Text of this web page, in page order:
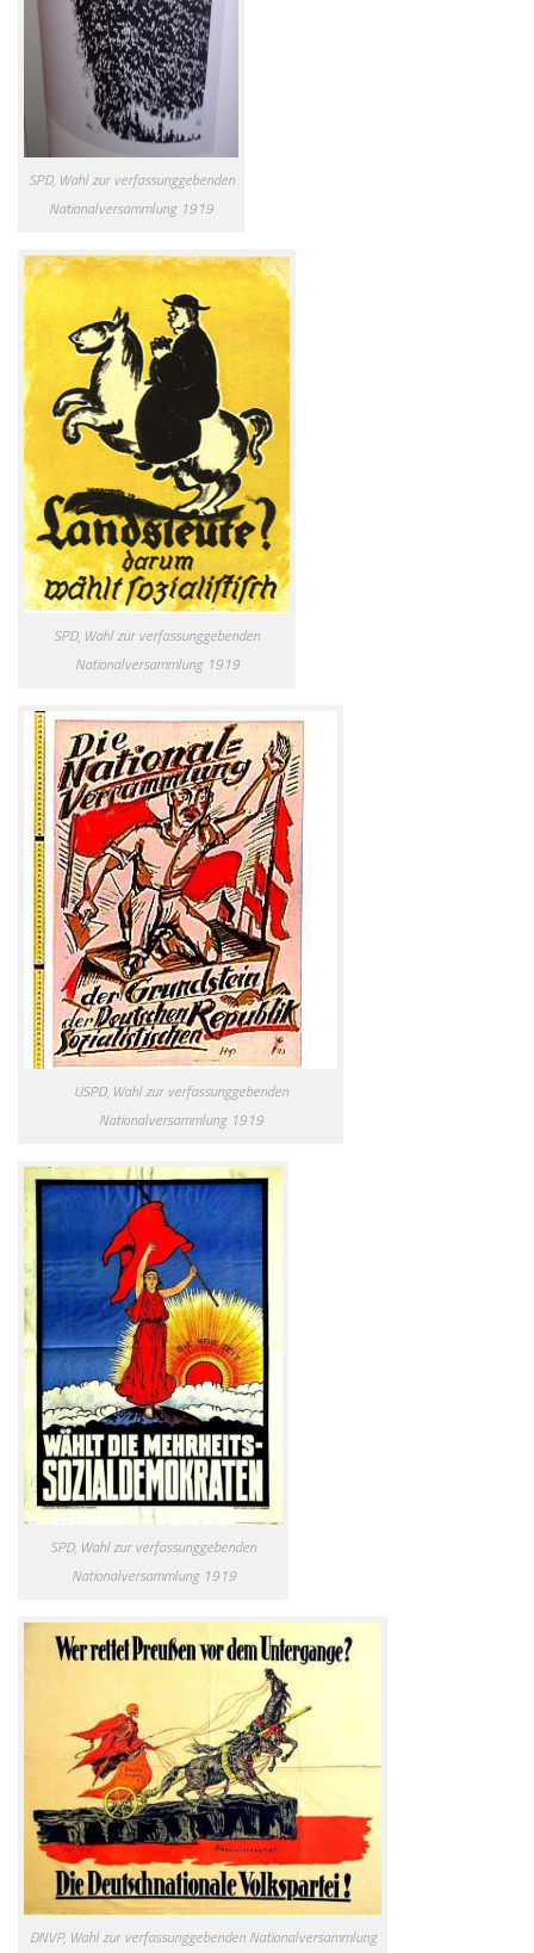
SPD, Wahl zur verfassunggebenden
Nationalversammlung 1919
SPD, Wahl zur verfassunggebenden
Nationalversammlung 1919
USPD, Wahl zur verfassunggebenden
Nationalversammlung 1919
SPD, Wahl zur verfassunggebenden
Nationalversammlung 1919
DNVP, Wahl zur verfassunggebenden Nationalversammlung